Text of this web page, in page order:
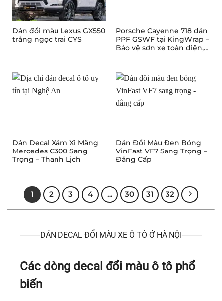
Dán đổi màu Lexus GX550
trắng ngọc trai CYS
Porsche Cayenne 718 dán
PPF GSWF tại KingWrap –
Bảo vệ sơn xe toàn diện,
Dán Decal Xám Xi Măng
Mercedes C300 Sang
Trọng – Thanh Lịch
Dán Đổi Màu Đen Bóng
VinFast VF7 Sang Trọng –
Đẳng Cấp
1 2 3 4 … 30 31 32
DÁN DECAL ĐỔI MÀU XE Ô TÔ Ở HÀ NỘI
Các dòng decal đổi màu ô tô phổ
biến